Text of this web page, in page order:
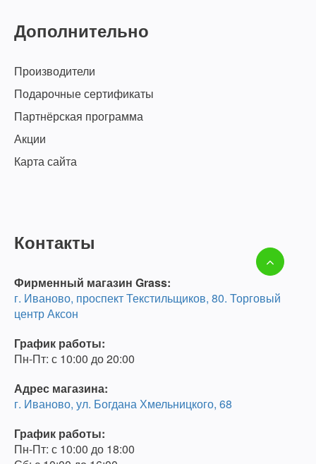
Дополнительно
Производители
Подарочные сертификаты
Партнёрская программа
Акции
Карта сайта
Контакты
Фирменный магазин Grass:
г. Иваново, проспект Текстильщиков, 80. Торговый
центр Аксон
График работы:
Пн-Пт: с 10:00 до 20:00
Адрес магазина:
г. Иваново, ул. Богдана Хмельницкого, 68
График работы:
Пн-Пт: с 10:00 до 18:00